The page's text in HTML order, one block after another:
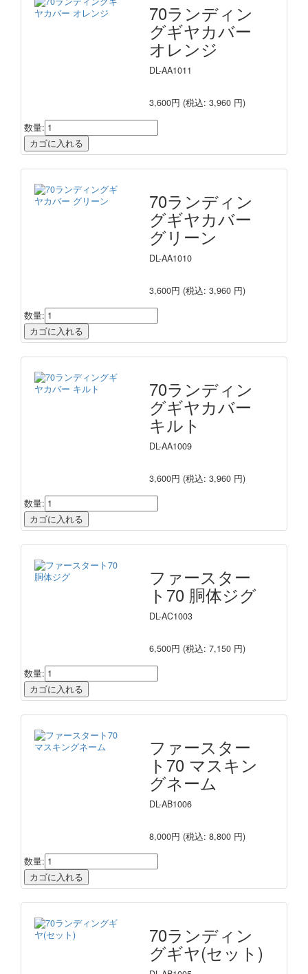
70ランディン
グギヤカバー
オレンジ
DL-AA1011
3,600円 (税込: 3,960 円)
数量:
70ランディン
グギヤカバー
グリーン
DL-AA1010
3,600円 (税込: 3,960 円)
数量:
70ランディン
グギヤカバー
キルト
DL-AA1009
3,600円 (税込: 3,960 円)
数量:
ファースター
ト70 胴体ジグ
DL-AC1003
6,500円 (税込: 7,150 円)
数量:
ファースター
ト70 マスキン
グネーム
DL-AB1006
8,000円 (税込: 8,800 円)
数量:
70ランディン
グギヤ(セット)